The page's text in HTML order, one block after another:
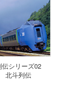
伝シリーズ02
北斗列伝